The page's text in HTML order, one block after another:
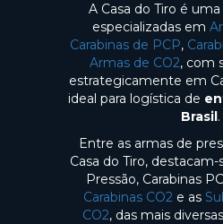
A Casa do Tiro é
especializadas em
Carabinas de PCP,
Armas de CO2, com
estrategicamente em
ideal para logística de
Brasil.
Entre as armas de
Casa do Tiro, destacam-
Pressão, Carabinas
Carabinas CO2 e as
CO2, das mais